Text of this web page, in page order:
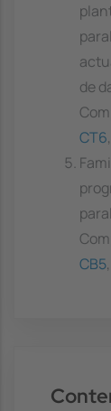
de
CT6,
CB5,